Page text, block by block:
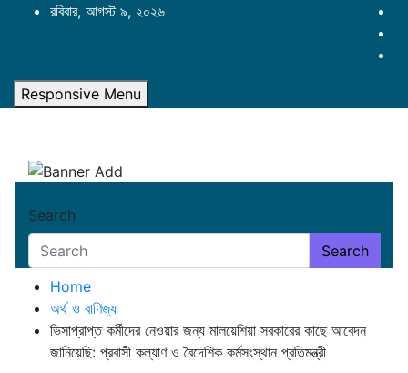
রবিবার, আগস্ট ৯, ২০২৬
Responsive Menu
Search
Search
Home
অর্থ ও বাণিজ্য
ভিসাপ্রাপ্ত কর্মীদের নেওয়ার জন্য মালয়েশিয়া সরকারের কাছে আবেদন
জানিয়েছি: প্রবাসী কল্যাণ ও বৈদেশিক কর্মসংস্থান প্রতিমন্ত্রী